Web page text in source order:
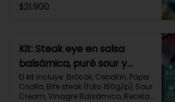
Balsámico, Vinagre de Vino Blanco,
Grasas 47g | Proteínas 36g
$21.900
Kit: Steak eye en salsa
balsámica, puré sour y
brócoli-15
El kit incluye: Brócoli, Cebollín, Papa
Criolla, Bife steak (foto 160g/p), Sour
Cream, Vinagre Balsámico, Receta